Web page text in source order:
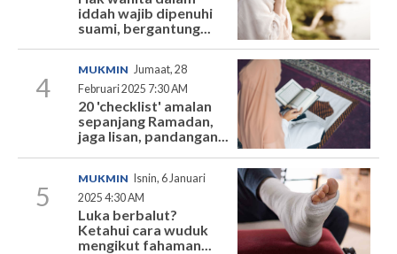
iddah wajib dipenuhi
suami, bergantung...
4
MUKMIN Jumaat, 28
Februari 2025 7:30 AM
20 'checklist' amalan
sepanjang Ramadan,
jaga lisan, pandangan...
5
MUKMIN
Isnin, 6 Januari
2025 4:30 AM
Luka berbalut?
Ketahui cara wuduk
mengikut fahaman...